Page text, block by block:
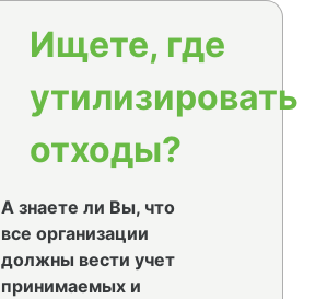
Ищете, где
утилизировать
отходы?
А знаете ли Вы, что
все организации
должны вести учет
принимаемых и